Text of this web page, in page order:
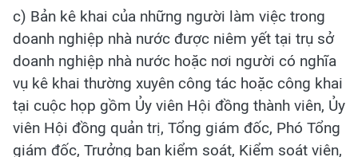
c) Bản kê khai của những người làm việc trong
doanh nghiệp nhà nước được niêm yết tại trụ sở
doanh nghiệp nhà nước hoặc nơi người có nghĩa
vụ kê khai thường xuyên công tác hoặc công khai
tại cuộc họp gồm Ủy viên Hội đồng thành viên, Ủy
viên Hội đồng quản trị, Tổng giám đốc, Phó Tổng
giám đốc, Trưởng ban kiểm soát, Kiểm soát viên,